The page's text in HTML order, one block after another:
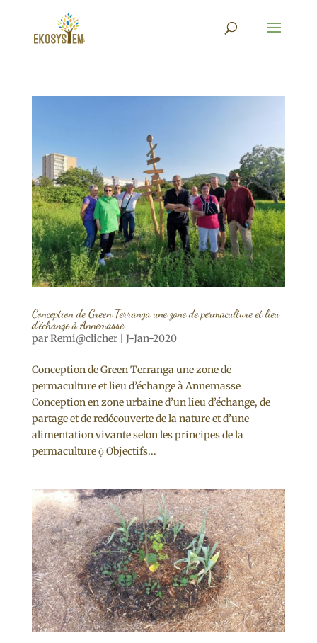
Conception de Green Terranga une zone de permaculture et lieu
d’échange à Annemasse
parRemi@clicher| J-Jan-2020
Conception de Green Terranga une zone de
permaculture et lieu d’échange à Annemasse
Conception en zone urbaine d’un lieu d’échange, de
partage et de redécouverte de la nature et d’une
alimentation vivante selon les principes de la
permaculture  Objectifs...